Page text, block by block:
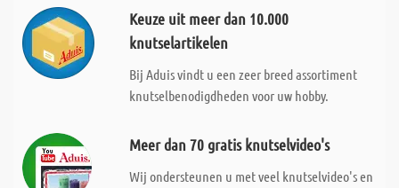
Keuze uit meer dan 10.000
knutselartikelen
Bij Aduis vindt u een zeer breed assortiment
knutselbenodigdheden voor uw hobby.
Meer dan 70 gratis knutselvideo's
Wij ondersteunen u met veel knutselvideo's en